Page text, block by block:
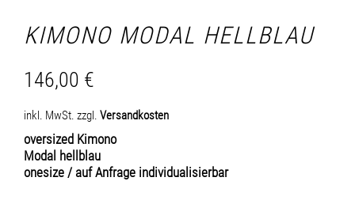
KIMONO MODAL HELLBLAU
146,00 €
inkl. MwSt. zzgl. Versandkosten
oversized Kimono
Modal hellblau
onesize / auf Anfrage individualisierbar